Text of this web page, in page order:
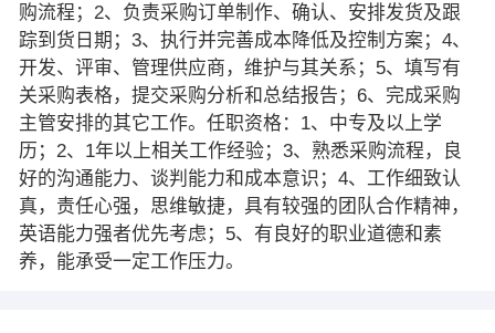
购流程；2、负责采购订单制作、确认、安排发货及跟
踪到货日期；3、执行并完善成本降低及控制方案；4、
开发、评审、管理供应商，维护与其关系；5、填写有
关采购表格，提交采购分析和总结报告；6、完成采购
主管安排的其它工作。任职资格：1、中专及以上学
历；2、1年以上相关工作经验；3、熟悉采购流程，良
好的沟通能力、谈判能力和成本意识；4、工作细致认
真，责任心强，思维敏捷，具有较强的团队合作精神，
英语能力强者优先考虑；5、有良好的职业道德和素
养，能承受一定工作压力。